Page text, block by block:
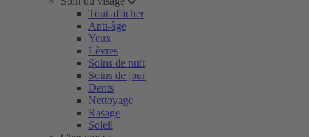
Tout afficher
Anti-âge
Yeux
Lèvres
Soins de nuit
Soins de jour
Dents
Nettoyage
Rasage
Soleil